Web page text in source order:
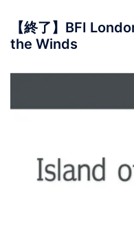
【終了】BFI
the Winds